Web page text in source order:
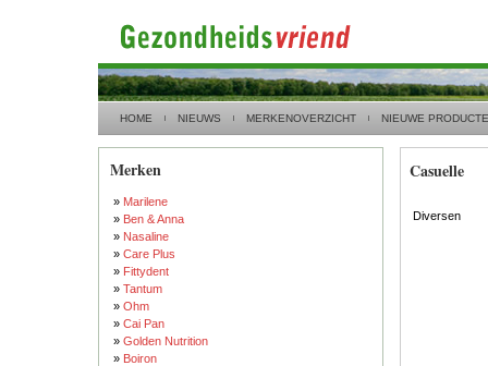
HOME NIEUWS MERKENOVERZICHT NIEUWE
Merken
» Marilene
» Ben & Anna
» Nasaline
» Care Plus
» Fittydent
» Tantum
» Ohm
» Cai Pan
» Golden Nutrition
» Boiron
Casuelle
Diversen